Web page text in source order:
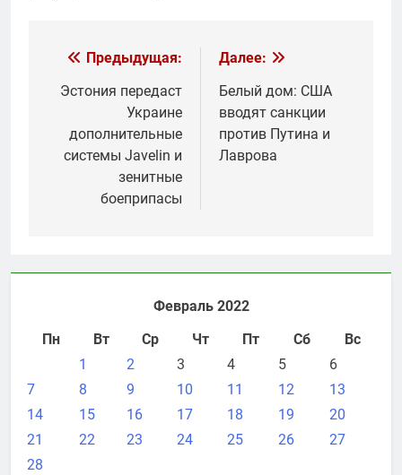
Навигация
по
записям
Предыдущая:
Эстония передаст
Украине
дополнительные
системы Javelin и
зенитные
боеприпасы
Далее:
Белый дом: США
вводят санкции
против Путина и
Лаврова
Февраль 2022
Пн
Вт Ср Чт Пт Сб
Вс
1
2 3 4 5
6
7
8 9 10 11 12
13
14
15 16 17 18 19
20
21
22 23 24 25 26
27
28